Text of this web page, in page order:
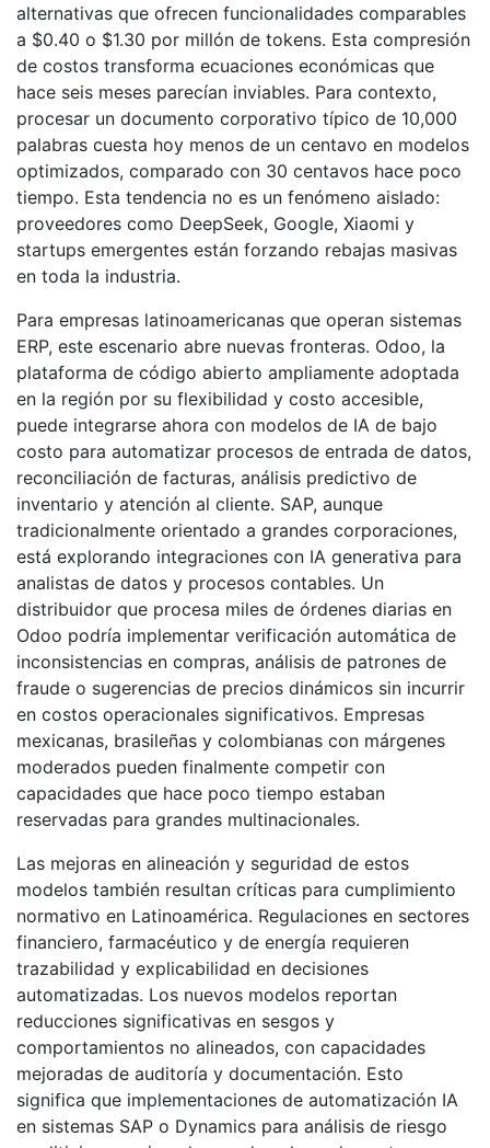
alternativas que ofrecen funcionalidades comparables
a $0.40 o $1.30 por millón de tokens. Esta compresión
de costos transforma ecuaciones económicas que
hace seis meses parecían inviables. Para contexto,
procesar un documento corporativo típico de 10,000
palabras cuesta hoy menos de un centavo en modelos
optimizados, comparado con 30 centavos hace poco
tiempo. Esta tendencia no es un fenómeno aislado:
proveedores como DeepSeek, Google, Xiaomi y
startups emergentes están forzando rebajas masivas
en toda la industria.
Para empresas latinoamericanas que operan sistemas
ERP, este escenario abre nuevas fronteras. Odoo, la
plataforma de código abierto ampliamente adoptada
en la región por su flexibilidad y costo accesible,
puede integrarse ahora con modelos de IA de bajo
costo para automatizar procesos de entrada de datos,
reconciliación de facturas, análisis predictivo de
inventario y atención al cliente. SAP, aunque
tradicionalmente orientado a grandes corporaciones,
está explorando integraciones con IA generativa para
analistas de datos y procesos contables. Un
distribuidor que procesa miles de órdenes diarias en
Odoo podría implementar verificación automática de
inconsistencias en compras, análisis de patrones de
fraude o sugerencias de precios dinámicos sin incurrir
en costos operacionales significativos. Empresas
mexicanas, brasileñas y colombianas con márgenes
moderados pueden finalmente competir con
capacidades que hace poco tiempo estaban
reservadas para grandes multinacionales.
Las mejoras en alineación y seguridad de estos
modelos también resultan críticas para cumplimiento
normativo en Latinoamérica. Regulaciones en sectores
financiero, farmacéutico y de energía requieren
trazabilidad y explicabilidad en decisiones
automatizadas. Los nuevos modelos reportan
reducciones significativas en sesgos y
comportamientos no alineados, con capacidades
mejoradas de auditoría y documentación. Esto
significa que implementaciones de automatización IA
en sistemas SAP o Dynamics para análisis de riesgo